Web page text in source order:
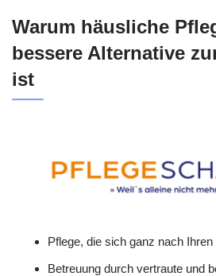
Warum häusliche
bessere Alternative
ist
Pflege, die sich ganz nach
Betreuung durch vertraute und